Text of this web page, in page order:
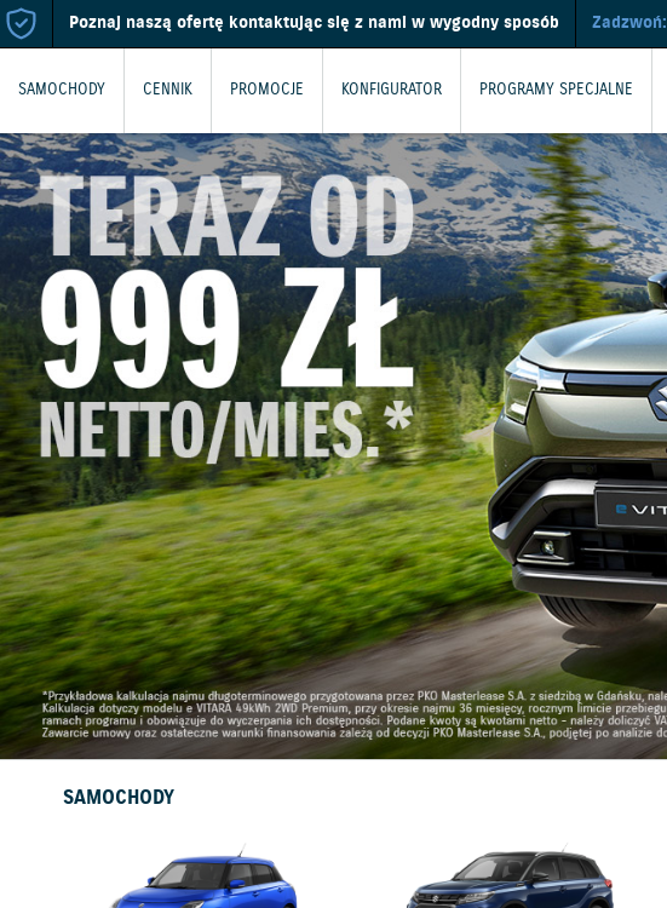
Poznaj naszą ofertę kontaktując się z nami w wygodny sposób Zadzwoń:
SAMOCHODY CENNIK PROMOCJE KONFIGURATOR PROGRAMY SPECJALNE
SAMOCHODY